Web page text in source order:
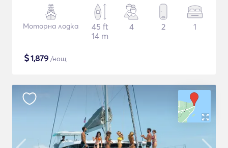
Моторна лодка
45 ft
14 m
4 2 1
$1,879 /нощ